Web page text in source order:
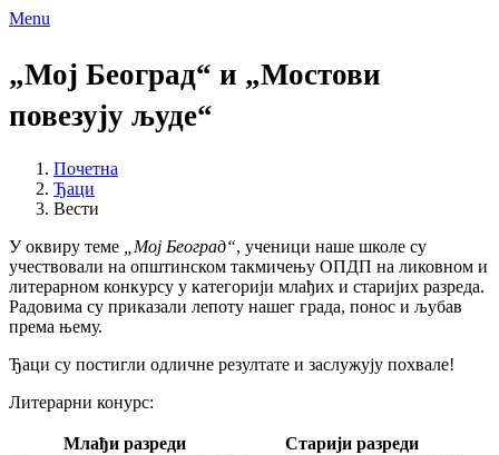
Menu
„Мој Београд“ и „Мостови
повезују људе“
Почетна
Ђаци
Вести
У оквиру теме
„Мој Београд“, ученици наше школе су
учествовали на општинском такмичењу ОПДП на ликовном и
литерарном конкурсу у категорији млађих и старијих разреда.
Радовима су приказали лепоту нашег града, понос и љубав
према њему.
Ђаци су постигли одличне резултате и заслужују похвале!
Литерарни конурс:
Млађи разреди
Старији разреди